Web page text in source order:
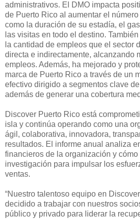
administrativos. El DMO impacta
de Puerto Rico al aumentar el
como la duración de su estadía, el
las visitas en todo el destino.
la cantidad de empleos que el sector
directa e indirectamente, alcanzando
empleos. Además, ha mejorado y
marca de Puerto Rico a través de un
efectivo dirigido a segmentos clave
además de generar una cobertura
Discover Puerto Rico está
isla y continúa operando como una
ágil, colaborativa, innovadora,
resultados. El informe anual analiza
financieros de la organización y
investigación para impulsar los
ventas.
“Nuestro talentoso equipo en
decidido a trabajar con nuestros
público y privado para liderar la